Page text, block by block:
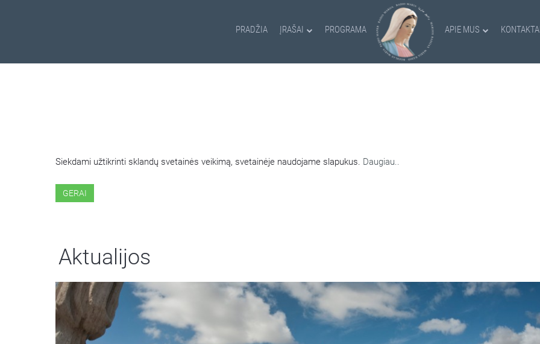
PRADŽIA ĮRAŠAI PROGRAMA APIE MUS
Siekdami užtikrinti sklandų svetainės veikimą, svetainėje naudojame slapukus. Daugiau..
GERAI
Aktualijos